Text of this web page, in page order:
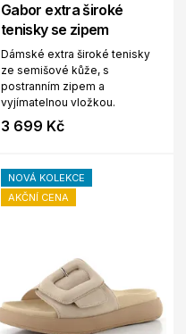
Gabor extra široké
tenisky se zipem
Dámské extra široké tenisky
ze semišové kůže, s
postranním zipem a
vyjímatelnou vložkou.
3 699 Kč
NOVÁ KOLEKCE
AKČNÍ CENA